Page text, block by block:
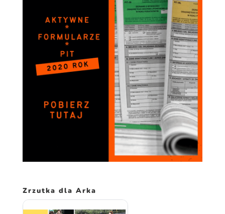
Zrzutka dla Arka